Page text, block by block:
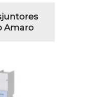
Amaro